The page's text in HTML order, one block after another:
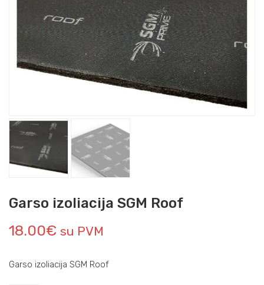
Garso izoliacija SGM Roof
18.00€ su PVM
Garso izoliacija SGM Roof